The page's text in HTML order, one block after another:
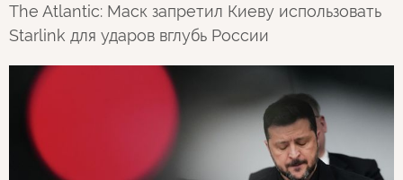
The Atlantic: Маск запретил Киеву использовать
Starlink для ударов вглубь России